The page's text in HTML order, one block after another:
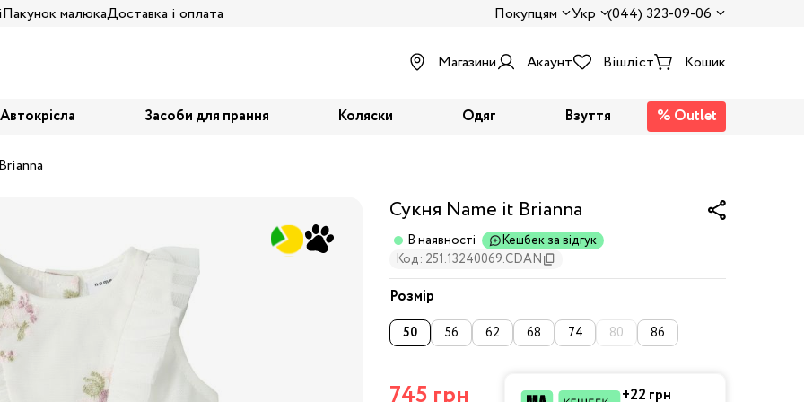
Пакунок малюкаДоставка і оплата Покупцям Укр (044) 323-09-06
Магазини Акаунт Вішліст Кошик
Автокрісла Засоби для прання Коляски Одяг Взуття % Outlet
Сукня Name it Brianna
В наявності
Кешбек за відгук
Код: 251.13240069.CDAN
Розмір
50 56 62 68 74 80 86
745 грн +22 грн